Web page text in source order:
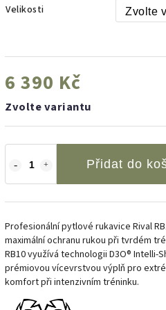
Velikosti
6 390 Kč
Zvolte variantu
Přidat do
Profesionální pytlové rukavice Rival
maximální ochranu rukou při tvrdém
RB10 využívá technologii D3O® Intelli-
prémiovou vícevrstvou výplň pro
komfort při intenzivním tréninku.